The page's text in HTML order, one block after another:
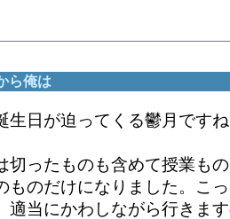
ら俺は
生日が迫ってくる鬱月です
切ったものも含めて授業も
ものだけになりました。こ
適当にかわしながら行きま